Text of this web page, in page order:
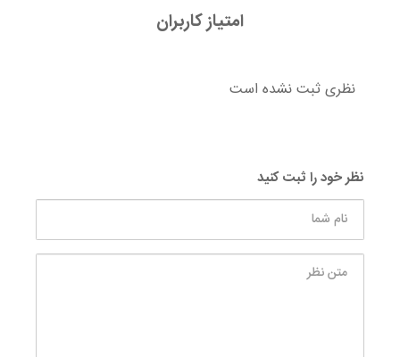
امتیاز کاربران
نظری ثبت نشده است
نظر خود را ثبت کنید